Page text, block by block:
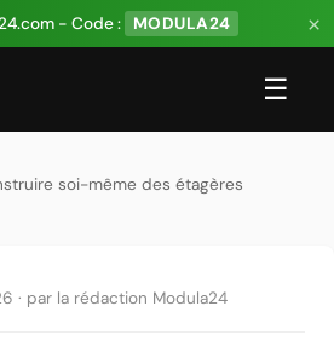
- Code : MODULA24 ×
☰
soi-même des étagères
· par la rédaction Modula24